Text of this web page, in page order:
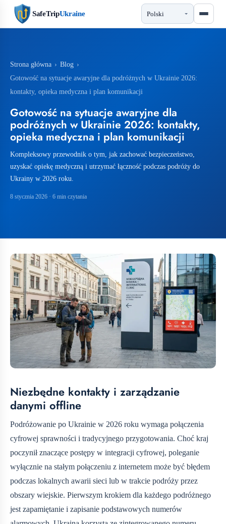
SafeTripUkraine
Strona główna › Blog ›
Gotowość na sytuacje awaryjne dla podróżnych w Ukrainie 2026:
kontakty, opieka medyczna i plan komunikacji
Gotowość na sytuacje awaryjne dla
podróżnych w Ukrainie 2026: kontakty,
opieka medyczna i plan komunikacji
Kompleksowy przewodnik o tym, jak zachować bezpieczeństwo,
uzyskać opiekę medyczną i utrzymać łączność podczas podróży do
Ukrainy w 2026 roku.
8 stycznia 2026 · 6 min czytania
Niezbędne kontakty i zarządzanie
danymi offline
Podróżowanie po Ukrainie w 2026 roku wymaga połączenia
cyfrowej sprawności i tradycyjnego przygotowania. Choć kraj
poczynił znaczące postępy w integracji cyfrowej, poleganie
wyłącznie na stałym połączeniu z internetem może być błędem
podczas lokalnych awarii sieci lub w trakcie podróży przez
obszary wiejskie. Pierwszym krokiem dla każdego podróżnego
jest zapamiętanie i zapisanie podstawowych numerów